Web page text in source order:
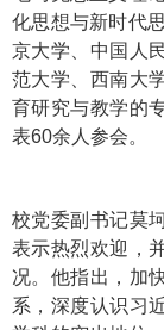
化思想与新时代
京大学、中国人
范大学、西南大
育研究与教学的
表60余人参会。
校党委副书记莫
表示热烈欢迎，
况。他指出，加
系，深度认识习